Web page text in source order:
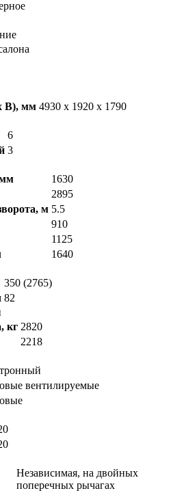
В), мм 4930 x 1920 x 1790
6
3
1630
2895
м 5.5
910
1125
1640
350 (2765)
82
кг 2820
2218
вентилируемые
Независимая, на двойных
поперечных рычагах